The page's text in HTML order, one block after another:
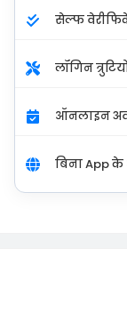
सेल्फ
लॉगिन
ऑनलाइन
बिना App